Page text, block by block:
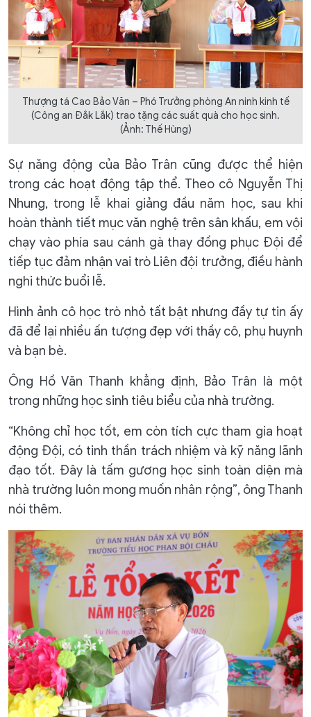
Thượng tá Cao Bảo Văn – Phó Trưởng phòng An ninh kinh tế
(Công an Đắk Lắk) trao tặng các suất quà cho học sinh.
(Ảnh: Thế Hùng)
Sự năng động của Bảo Trân cũng được thể hiện
trong các hoạt động tập thể. Theo cô Nguyễn Thị
Nhung, trong lễ khai giảng đầu năm học, sau khi
hoàn thành tiết mục văn nghệ trên sân khấu, em vội
chạy vào phía sau cánh gà thay đồng phục Đội để
tiếp tục đảm nhận vai trò Liên đội trưởng, điều hành
nghi thức buổi lễ.
Hình ảnh cô học trò nhỏ tất bật nhưng đầy tự tin ấy
đã để lại nhiều ấn tượng đẹp với thầy cô, phụ huynh
và bạn bè.
Ông Hồ Văn Thanh khẳng định, Bảo Trân là một
trong những học sinh tiêu biểu của nhà trường.
“Không chỉ học tốt, em còn tích cực tham gia hoạt
động Đội, có tinh thần trách nhiệm và kỹ năng lãnh
đạo tốt. Đây là tấm gương học sinh toàn diện mà
nhà trường luôn mong muốn nhân rộng”, ông Thanh
nói thêm.